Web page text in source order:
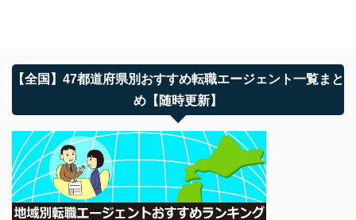
【全国】47都道府県別おすすめ転職エージェント一覧まと
め【随時更新】